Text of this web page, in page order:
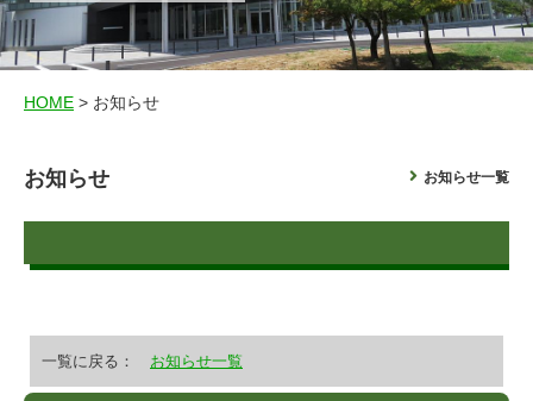
HOME > お知らせ
お知らせ お知らせ一覧
一覧に戻る： お知らせ一覧